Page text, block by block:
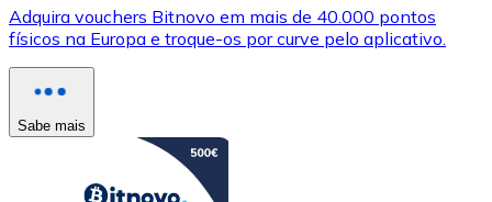
Adquira vouchers Bitnovo em mais de 40.000 pontos
físicos na Europa e troque-os por curve pelo aplicativo.
Sabe mais